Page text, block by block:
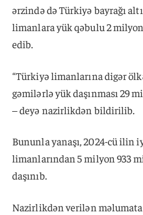
ərzində də Türkiyə bayrağı
limanlara yük qəbulu 2
edib.
“Türkiyə limanlarına digər
gəmilərlə yük daşınması 29
– deyə nazirlikdən bildirilib.
Bununla yanaşı, 2024-cü ilin
limanlarından 5 milyon 933
daşınıb.
Nazirlikdən verilən